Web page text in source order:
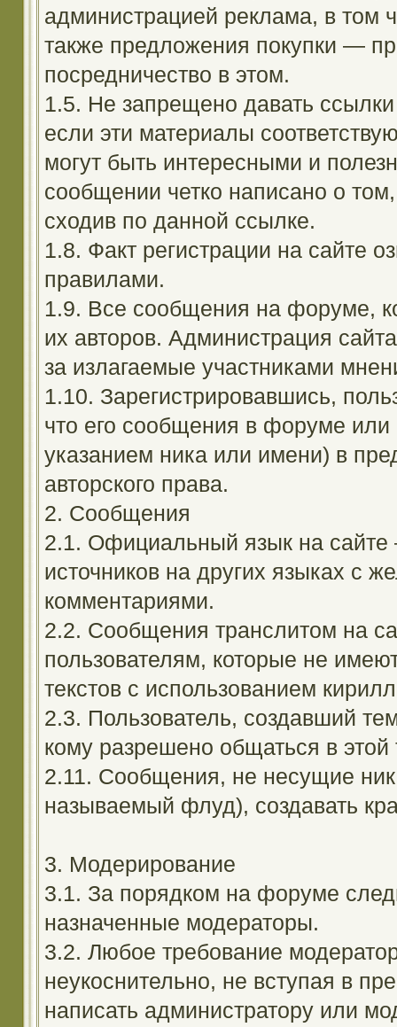
администрацией реклама, в том
также предложения покупки —
посредничество в этом.
1.5. Не запрещено давать
если эти материалы
могут быть интересными и
сообщении четко написано о
сходив по данной ссылке.
1.8. Факт регистрации на сайте
правилами.
1.9. Все сообщения на форуме,
их авторов. Администрация
за излагаемые участниками
1.10. Зарегистрировавшись,
что его сообщения в форуме или
указанием ника или имени) в
авторского права.
2. Сообщения
2.1. Официальный язык на сайте
источников на других языках с
комментариями.
2.2. Сообщения транслитом на
пользователям, которые не
текстов с использованием
2.3. Пользователь, создавший
кому разрешено общаться в
2.11. Сообщения, не несущие
называемый флуд), создавать
3. Модерирование
3.1. За порядком на форуме
назначенные модераторы.
3.2. Любое требование
неукоснительно, не вступая в
написать администратору или